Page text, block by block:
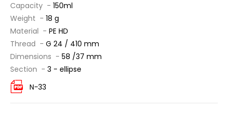
Capacity - 150ml
Weight - 18 g
Material - PE HD
Thread - G 24 / 410 mm
Dimensions - 58 /37 mm
Section - 3 - ellipse
N-33